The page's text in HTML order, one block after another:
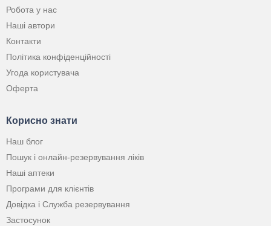
Робота у нас
Наші автори
Контакти
Політика конфіденційності
Угода користувача
Оферта
Корисно знати
Наш блог
Пошук і онлайн-резервування ліків
Наші аптеки
Програми для клієнтів
Довідка і Служба резервування
Застосунок